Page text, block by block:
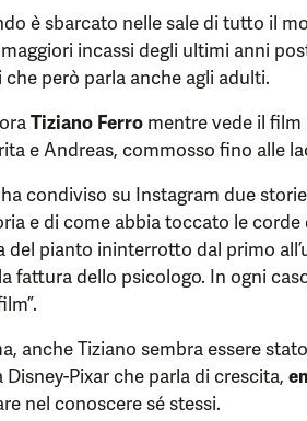
è sbarcato nelle sale di tutto il
incassi degli ultimi anni
che però parla anche agli adulti.
Tiziano Ferro mentre vede il film
e Andreas, commosso fino alle
ha condiviso su Instagram due
e di come abbia toccato le corde
del pianto ininterrotto dal primo
fattura dello psicologo. In ogni
anche Tiziano sembra essere
Disney-Pixar che parla di crescita,
nel conoscere sé stessi.